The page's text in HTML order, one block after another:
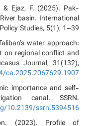
& Ejaz, F. (2025). Pak-
basin. International
Studies, 5(1), 1–39.
water approach:
on regional conflict and
Journal, 31(132),
ca.2025.2067629.1907
importance and self-
canal. SSRN.
10.2139/ssrn.5394516
(2023). Profile of